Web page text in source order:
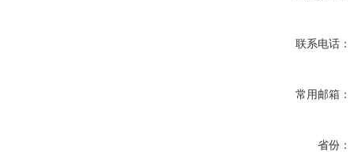
联系电话：
常用邮箱：
省份：